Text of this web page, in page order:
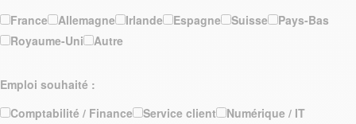
France
Allemagne Irlande Espagne Suisse
Pays-Bas
Royaume-Uni
Autre
Emploi souhaité :
Comptabilité / Finance
Service client
Numérique / IT